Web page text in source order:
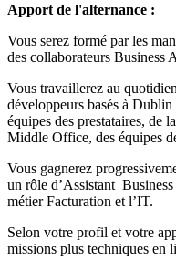
Apport de l'alternance :
Vous serez formé par les
des collaborateurs Business
Vous travaillerez au
développeurs basés à
équipes des prestataires, de
Middle Office, des équipes
Vous gagnerez
un rôle d’Assistant
métier Facturation et l’IT.
Selon votre profil et votre
missions plus techniques en